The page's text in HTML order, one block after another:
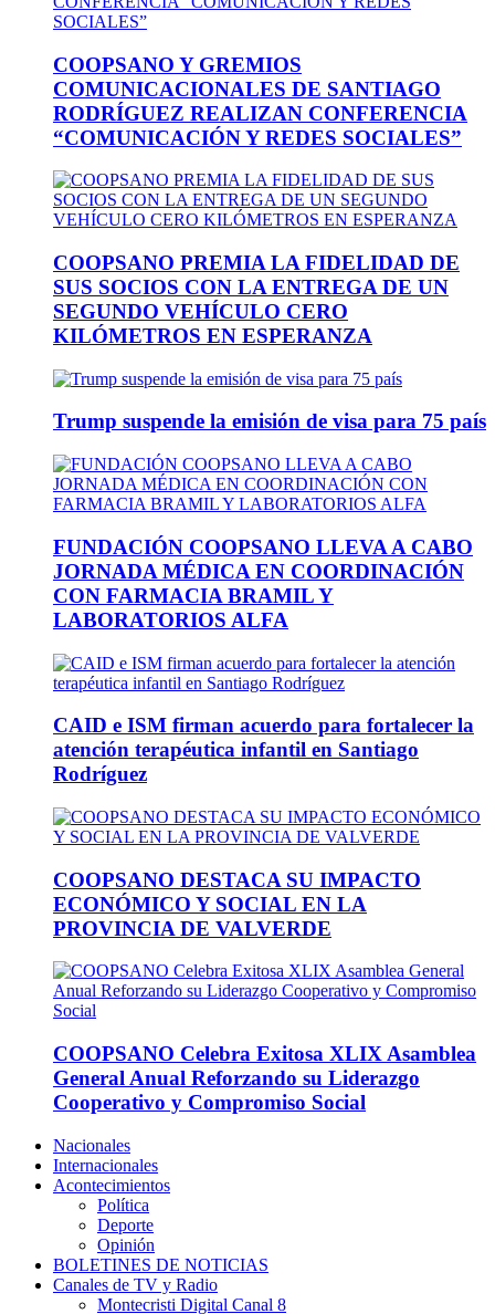
COOPSANO Y GREMIOS
COMUNICACIONALES DE SANTIAGO
RODRÍGUEZ REALIZAN CONFERENCIA
“COMUNICACIÓN Y REDES SOCIALES”
COOPSANO PREMIA LA FIDELIDAD DE
SUS SOCIOS CON LA ENTREGA DE UN
SEGUNDO VEHÍCULO CERO
KILÓMETROS EN ESPERANZA
Trump suspende la emisión de visa para 75 país
FUNDACIÓN COOPSANO LLEVA A CABO
JORNADA MÉDICA EN COORDINACIÓN
CON FARMACIA BRAMIL Y
LABORATORIOS ALFA
CAID e ISM firman acuerdo para fortalecer la
atención terapéutica infantil en Santiago
Rodríguez
COOPSANO DESTACA SU IMPACTO
ECONÓMICO Y SOCIAL EN LA
PROVINCIA DE VALVERDE
COOPSANO Celebra Exitosa XLIX Asamblea
General Anual Reforzando su Liderazgo
Cooperativo y Compromiso Social
Nacionales
Internacionales
Acontecimientos
Política
Deporte
Opinión
BOLETINES DE NOTICIAS
Canales de TV y Radio
Montecristi Digital Canal 8